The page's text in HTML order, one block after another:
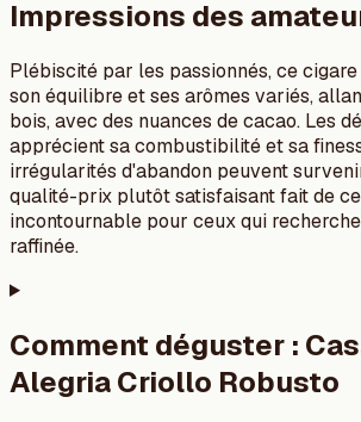
Impressions des
Plébiscité par les passionnés, ce
son équilibre et ses arômes variés,
bois, avec des nuances de cacao. Les
apprécient sa combustibilité et sa
irrégularités d'abandon peuvent
qualité-prix plutôt satisfaisant fait de
incontournable pour ceux qui
raffinée.
Comment déguster :
Alegria Criollo Robusto